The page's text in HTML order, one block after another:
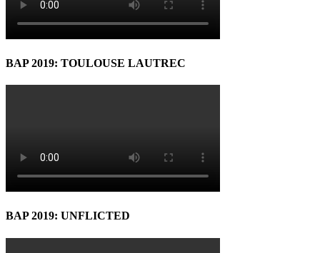
BAP 2019: TOULOUSE LAUTREC
BAP 2019: UNFLICTED